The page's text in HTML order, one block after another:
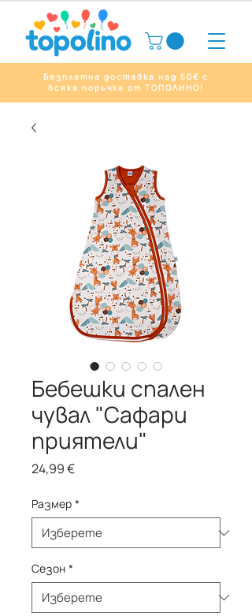
Безплатна доставка над 50€ с
всяка поръчка от ТОПОЛИНО!
Бебешки спален
чувал "Сафари
приятели"
24,99 €Цена
Размер *
Сезон *